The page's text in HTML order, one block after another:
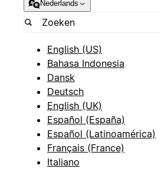
Nederlands
English (US)
Bahasa Indonesia
Dansk
Deutsch
English (UK)
Español (España)
Español (Latinoamérica)
Français (France)
Italiano